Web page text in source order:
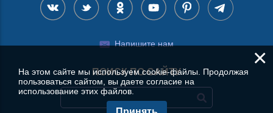
Напишите нам
ПОИСК ПО САЙТУ
×
На этом сайте мы используем cookie-файлы. Продолжая
пользоваться сайтом, вы даете согласие на
использование этих файлов.